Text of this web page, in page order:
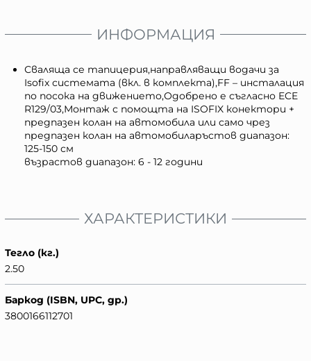
ИНФОРМАЦИЯ
Сваляща се тапицерия,направляващи водачи за
Isofix системата (вкл. в комплекта),FF – инсталация
по посока на движението,Одобрено е съгласно ECE
R129/03,Монтаж с помощта на ISOFIX конектори +
предпазен колан на автомобила или само чрез
предпазен колан на автомобиларъстов диапазон:
125-150 см
възрастов диапазон: 6 - 12 години
ХАРАКТЕРИСТИКИ
Тегло (кг.)
2.50
Баркод (ISBN, UPC, др.)
3800166112701